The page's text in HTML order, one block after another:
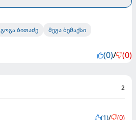
გოგა ბითაძე მეგა ბემაქსი
(0)/ (0)
2
(1)/ (0)